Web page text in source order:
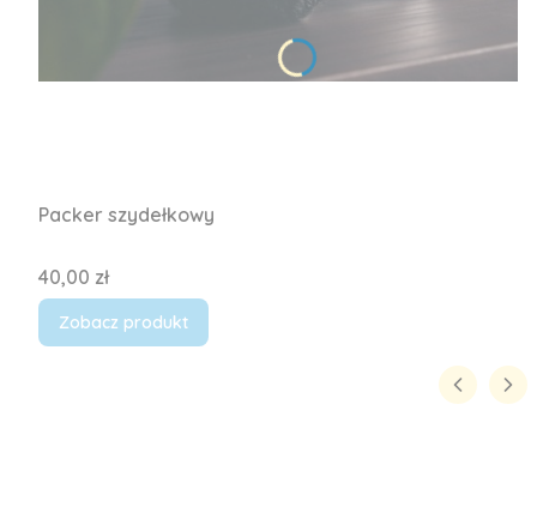
Packer szydełkowy
Cena
40,00 zł
Zobacz produkt